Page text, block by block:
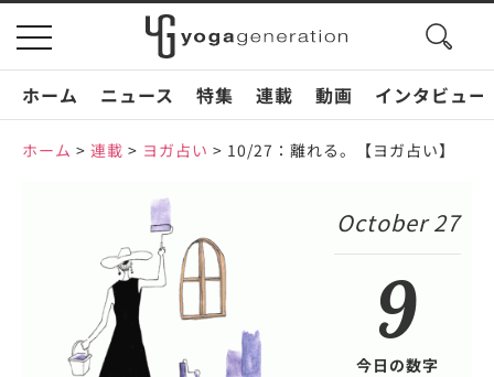
toggle
navigation
search
ホーム
ニュース 特集 連載 動画 インタビュー
ホーム > 連載 > ヨガ占い > 10/27：離れる。【ヨガ占い】
October 27
9
今日の数字